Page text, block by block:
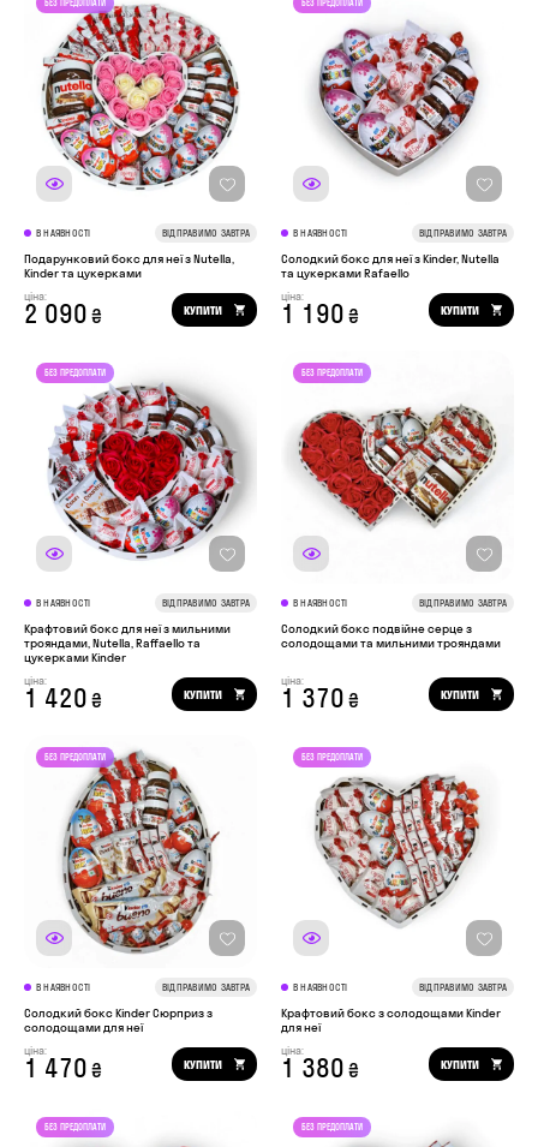
В НАЯВНОСТІ ВІДПРАВИМО ЗАВТРА
Подарунковий бокс для неї з Nutella,
Kinder та цукерками
ціна:
2 090 ₴ КУПИТИ
В НАЯВНОСТІ ВІДПРАВИМО ЗАВТРА
Солодкий бокс для неї з Kinder, Nutella
та цукерками Rafaello
ціна:
1 190 ₴ КУПИТИ
В НАЯВНОСТІ ВІДПРАВИМО ЗАВТРА
Крафтовий бокс для неї з мильними
трояндами, Nutella, Raffaello та
цукерками Kinder
ціна:
1 420 ₴ КУПИТИ
В НАЯВНОСТІ ВІДПРАВИМО ЗАВТРА
Солодкий бокс подвійне серце з
солодощами та мильними трояндами
ціна:
1 370 ₴ КУПИТИ
В НАЯВНОСТІ ВІДПРАВИМО ЗАВТРА
Солодкий бокс Kinder Сюрприз з
солодощами для неї
ціна:
1 470 ₴ КУПИТИ
В НАЯВНОСТІ ВІДПРАВИМО ЗАВТРА
Крафтовий бокс з солодощами Kinder
для неї
ціна:
1 380 ₴ КУПИТИ